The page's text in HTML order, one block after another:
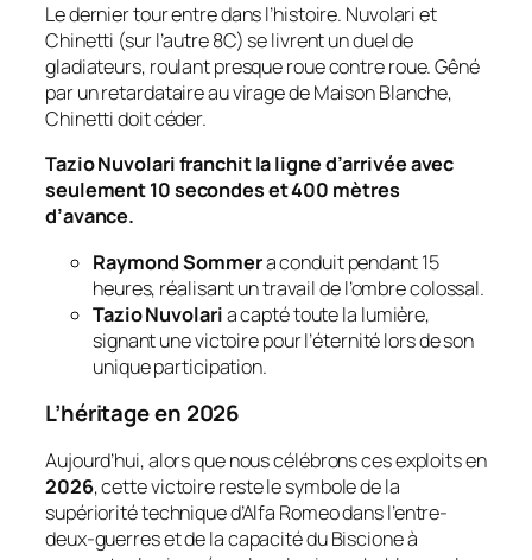
Le dernier tour entre dans l’histoire. Nuvolari et
Chinetti (sur l’autre 8C) se livrent un duel de
gladiateurs, roulant presque roue contre roue. Gêné
par un retardataire au virage de Maison Blanche,
Chinetti doit céder.
Tazio Nuvolari franchit la ligne d’arrivée avec
seulement 10 secondes et 400 mètres
d’avance.
Raymond Sommera conduit pendant 15
heures, réalisant un travail de l’ombre colossal.
Tazio Nuvolaria capté toute la lumière,
signant une victoire pour l’éternité lors de son
unique participation.
L’héritage en 2026
Aujourd’hui, alors que nous célébrons ces exploits en
2026, cette victoire reste le symbole de la
supériorité technique d’Alfa Romeo dans l’entre-
deux-guerres et de la capacité du Biscione à